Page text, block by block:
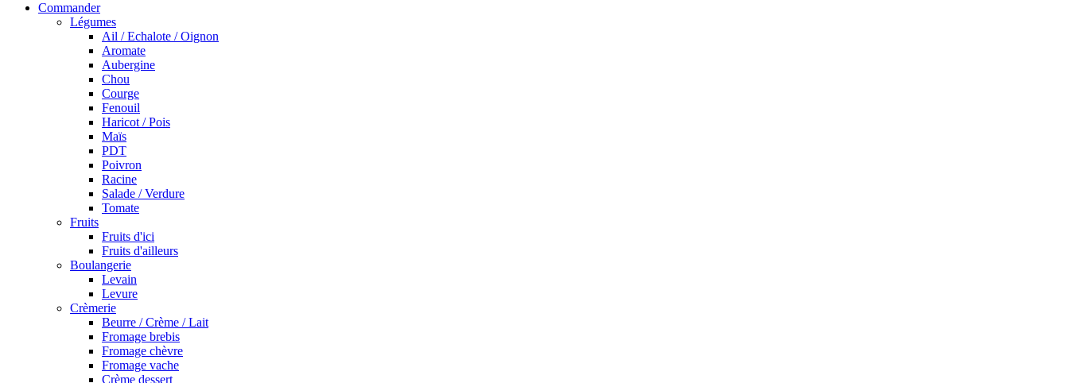
Commander
Légumes
Ail / Echalote / Oignon
Aromate
Aubergine
Chou
Courge
Fenouil
Haricot / Pois
Maïs
PDT
Poivron
Racine
Salade / Verdure
Tomate
Fruits
Fruits d'ici
Fruits d'ailleurs
Boulangerie
Levain
Levure
Crèmerie
Beurre / Crème / Lait
Fromage brebis
Fromage chèvre
Fromage vache
Crème dessert